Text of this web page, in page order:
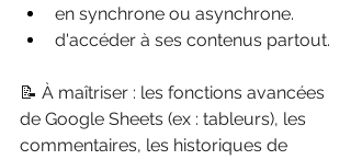
en synchrone ou asynchrone.
d'accéder à ses contenus partout.
📝 À maîtriser : les fonctions avancées
de Google Sheets (ex : tableurs), les
commentaires, les historiques de